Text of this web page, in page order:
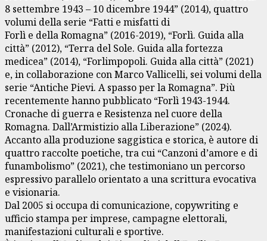
8 settembre 1943 – 10 dicembre 1944” (2014), quattro
volumi della serie “Fatti e misfatti di
Forlì e della Romagna” (2016-2019), “Forlì. Guida alla
città” (2012), “Terra del Sole. Guida alla fortezza
medicea” (2014), “Forlimpopoli. Guida alla città” (2021)
e, in collaborazione con Marco Vallicelli, sei volumi della
serie “Antiche Pievi. A spasso per la Romagna”. Più
recentemente hanno pubblicato “Forlì 1943-1944.
Cronache di guerra e Resistenza nel cuore della
Romagna. Dall’Armistizio alla Liberazione” (2024).
Accanto alla produzione saggistica e storica, è autore di
quattro raccolte poetiche, tra cui “Canzoni d’amore e di
funambolismo” (2021), che testimoniano un percorso
espressivo parallelo orientato a una scrittura evocativa
e visionaria.
Dal 2005 si occupa di comunicazione, copywriting e
ufficio stampa per imprese, campagne elettorali,
manifestazioni culturali e sportive.